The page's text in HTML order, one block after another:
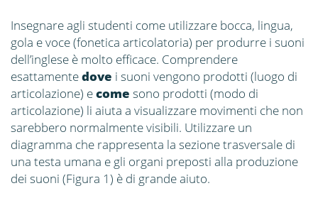
Insegnare agli studenti come utilizzare bocca, lingua,
gola e voce (fonetica articolatoria) per produrre i suoni
dell’inglese è molto efficace. Comprendere
esattamentedove i suoni vengono prodotti (luogo di
articolazione) ecome sono prodotti (modo di
articolazione) li aiuta a visualizzare movimenti che non
sarebbero normalmente visibili. Utilizzare un
diagramma che rappresenta la sezione trasversale di
una testa umana e gli organi preposti alla produzione
dei suoni (Figura 1) è di grande aiuto.